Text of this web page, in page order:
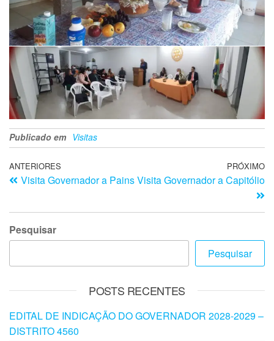
Publicado em Visitas
ANTERIORES
Visita Governador a Pains
PRÓXIMO
Visita Governador a Capitólio
Pesquisar
Pesquisar
POSTS RECENTES
EDITAL DE INDICAÇÃO DO GOVERNADOR 2028-2029 –
DISTRITO 4560